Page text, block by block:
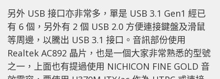
另外 USB 接口亦非常多，單是 USB 3.1 Gen1 經已
有 6 個，另外有 2 個 USB 2.0 方便連接鍵盤及滑鼠
等周邊，以騰出 USB 3.1 接口。音訊部份使用
Realtek AC892 晶片，也是一個大家非常熟悉的型號
之一，上面也有提過使用 NICHICON FINE GOLD 音